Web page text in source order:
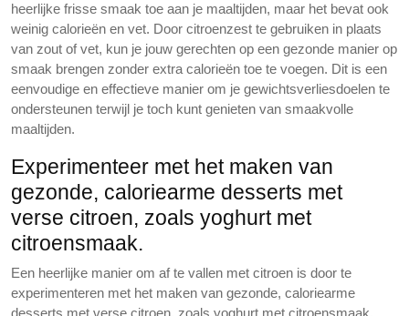
heerlijke frisse smaak toe aan je maaltijden, maar het bevat ook
weinig calorieën en vet. Door citroenzest te gebruiken in plaats
van zout of vet, kun je jouw gerechten op een gezonde manier op
smaak brengen zonder extra calorieën toe te voegen. Dit is een
eenvoudige en effectieve manier om je gewichtsverliesdoelen te
ondersteunen terwijl je toch kunt genieten van smaakvolle
maaltijden.
Experimenteer met het maken van
gezonde, caloriearme desserts met
verse citroen, zoals yoghurt met
citroensmaak.
Een heerlijke manier om af te vallen met citroen is door te
experimenteren met het maken van gezonde, caloriearme
desserts met verse citroen, zoals yoghurt met citroensmaak.